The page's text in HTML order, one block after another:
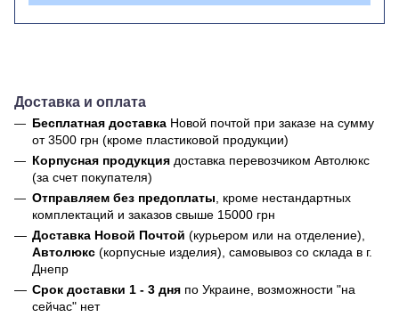
Доставка и оплата
Бесплатная доставка Новой почтой при заказе на сумму
от 3500 грн (кроме пластиковой продукции)
Корпусная продукция доставка перевозчиком Автолюкс
(за счет покупателя)
Отправляем без предоплаты , кроме нестандартных
комплектаций и заказов свыше 15000 грн
Доставка Новой Почтой (курьером или на отделение),
Автолюкс (корпусные изделия), самовывоз со склада в г.
Днепр
Срок доставки 1 - 3 дня по Украине, возможности "на
сейчас" нет